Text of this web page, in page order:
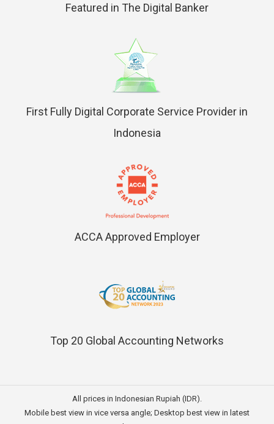
Featured in The Digital Banker
First Fully Digital Corporate Service Provider in
Indonesia
ACCA Approved Employer
Top 20 Global Accounting Networks
All prices in Indonesian Rupiah (IDR).
Mobile best view in vice versa angle; Desktop best view in latest